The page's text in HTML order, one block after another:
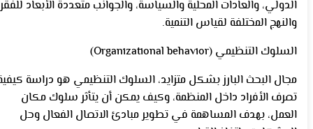
الدولي، والعادات المحلية والسياسة، والجوانب متعددة الأبعاد
والنهج المختلفة لقياس التنمية.
السلوك التنظيمي (Organizational behavior)
مجال البحث البارز بشكل متزايد، السلوك التنظيمي هو دراسة
تصرف الأفراد داخل المنظمة، وكيف يمكن أن يتأثر سلوك مكان
العمل، بهدف المساهمة في تطوير مبادئ الاتصال الفعال وحل